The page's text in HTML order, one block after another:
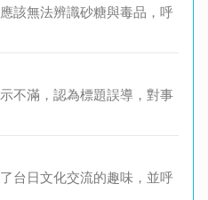
該無法辨識砂糖與毒品，呼
不滿，認為標題誤導，對事
台日文化交流的趣味，並呼